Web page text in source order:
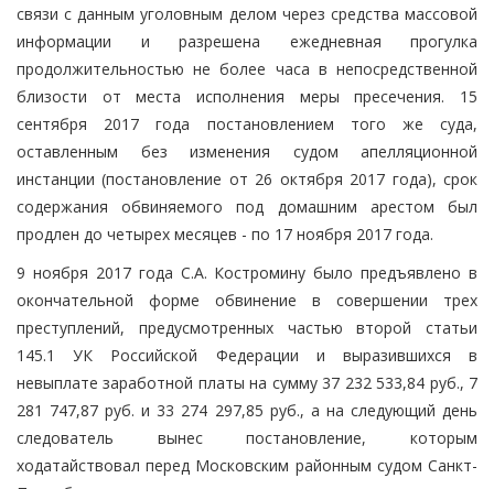
связи с данным уголовным делом через средства массовой
информации и разрешена ежедневная прогулка
продолжительностью не более часа в непосредственной
близости от места исполнения меры пресечения. 15
сентября 2017 года постановлением того же суда,
оставленным без изменения судом апелляционной
инстанции (постановление от 26 октября 2017 года), срок
содержания обвиняемого под домашним арестом был
продлен до четырех месяцев - по 17 ноября 2017 года.
9 ноября 2017 года С.А. Костромину было предъявлено в
окончательной форме обвинение в совершении трех
преступлений, предусмотренных частью второй статьи
145.1 УК Российской Федерации и выразившихся в
невыплате заработной платы на сумму 37 232 533,84 руб., 7
281 747,87 руб. и 33 274 297,85 руб., а на следующий день
следователь вынес постановление, которым
ходатайствовал перед Московским районным судом Санкт-